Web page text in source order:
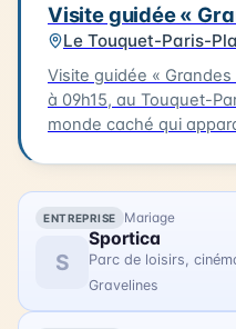
dispositif 1000 drones
dessinant dans la nuit
monumentaux,
musicale originale et d'une
comme un moment de
animations complètent la soirée.
les moins de 3 ans ;
régulier : 35 €.
Visite guidée «
Le Touquet-Paris-
Visite guidée « Grandes Marées »
à 09h15, au Touquet-
monde caché qui
Socotra, échoué sur la
un passionné. Cette
réservation préalable.
ENTREPRISE Mariage
S
Sportica
Gravelines